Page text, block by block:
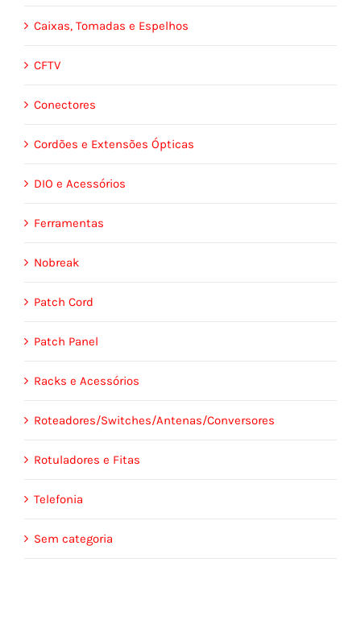
Caixas, Tomadas e Espelhos
CFTV
Conectores
Cordões e Extensões Ópticas
DIO e Acessórios
Ferramentas
Nobreak
Patch Cord
Patch Panel
Racks e Acessórios
Roteadores/Switches/Antenas/Conversores
Rotuladores e Fitas
Telefonia
Sem categoria